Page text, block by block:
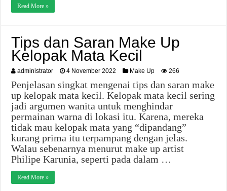
Read More »
Tips dan Saran Make Up
Kelopak Mata Kecil
administrator 4 November 2022 Make Up 266
Penjelasan singkat mengenai tips dan saran make
up kelopak mata kecil. Kelopak mata kecil sering
jadi argumen wanita untuk menghindar
permainan warna di lokasi itu. Karena, mereka
tidak mau kelopak mata yang “dipandang”
kurang prima itu terpampang dengan jelas.
Walau sebenarnya menurut make up artist
Philipe Karunia, seperti pada dalam …
Read More »